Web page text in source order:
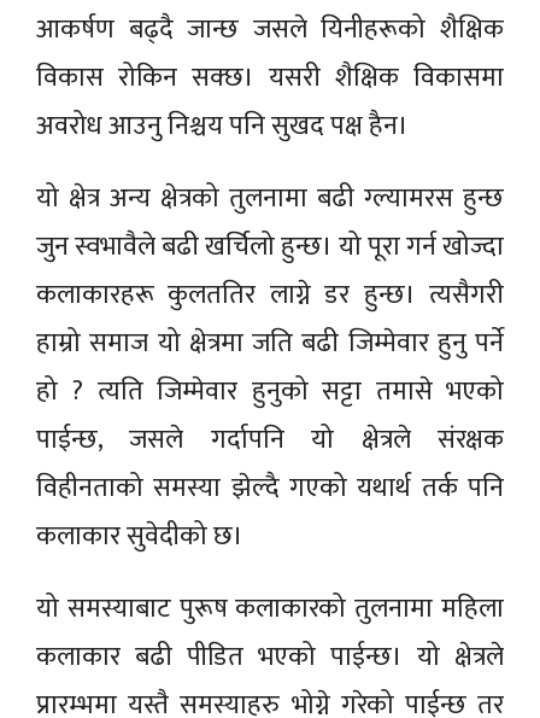
आकर्षण बढ्दै जान्छ जसले यिनीहरूको शैक्षिक
विकास रोकिन सक्छ। यसरी शैक्षिक विकासमा
अवरोध आउनु निश्चय पनि सुखद पक्ष हैन।
यो क्षेत्र अन्य क्षेत्रको तुलनामा बढी ग्ल्यामरस हुन्छ
जुन स्वभावैले बढी खर्चिलो हुन्छ। यो पूरा गर्न खोज्दा
कलाकारहरू कुलततिर लाग्ने डर हुन्छ। त्यसैगरी
हाम्रो समाज यो क्षेत्रमा जति बढी जिम्मेवार हुनु पर्ने
हो ? त्यति जिम्मेवार हुनुको सट्टा तमासे भएको
पाईन्छ, जसले गर्दापनि यो क्षेत्रले संरक्षक
विहीनताको समस्या झेल्दै गएको यथार्थ तर्क पनि
कलाकार सुवेदीको छ।
यो समस्याबाट पुरूष कलाकारको तुलनामा महिला
कलाकार बढी पीडित भएको पाईन्छ। यो क्षेत्रले
प्रारम्भमा यस्तै समस्याहरु भोग्ने गरेको पाईन्छ तर